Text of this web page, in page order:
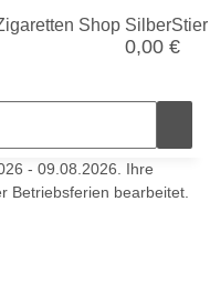
0,00 €
- 09.08.2026. Ihre
Betriebsferien bearbeitet.